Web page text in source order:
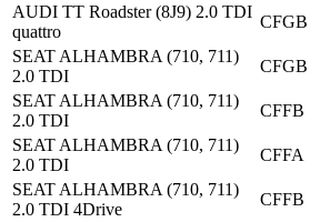
AUDI TT Roadster (8J9) 2.0 TDI
quattro
CFGB
SEAT ALHAMBRA (710, 711)
2.0 TDI
CFGB
SEAT ALHAMBRA (710, 711)
2.0 TDI
CFFB
SEAT ALHAMBRA (710, 711)
2.0 TDI
CFFA
SEAT ALHAMBRA (710, 711)
2.0 TDI 4Drive
CFFB